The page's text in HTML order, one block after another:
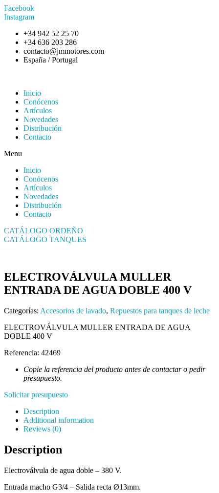
Facebook
Instagram
+34 942 52 25 70
+34 636 203 286
contacto@jmmotores.com
España / Portugal
Inicio
Conócenos
Artículos
Novedades
Distribución
Contacto
Menu
Inicio
Conócenos
Artículos
Novedades
Distribución
Contacto
CATÁLOGO ORDEÑO
CATÁLOGO TANQUES
ELECTROVÁLVULA MULLER
ENTRADA DE AGUA DOBLE 400 V
Categorías: Accesorios de lavado, Repuestos para tanques de leche
ELECTROVÁLVULA MULLER ENTRADA DE AGUA
DOBLE 400 V
Referencia: 42469
Copie la referencia del producto antes de contactar o pedir
presupuesto.
Solicitar presupuesto
Description
Additional information
Reviews (0)
Description
Electroválvula de agua doble – 380 V.
Entrada macho G3/4 – Salida recta Ø13mm.